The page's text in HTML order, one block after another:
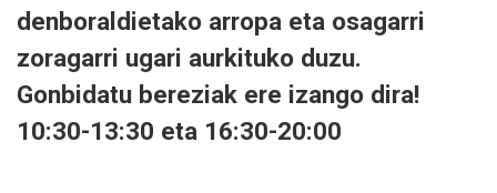
denboraldietako arropa eta osagarri
zoragarri ugari aurkituko duzu.
Gonbidatu bereziak ere izango dira!
10:30-13:30 eta 16:30-20:00